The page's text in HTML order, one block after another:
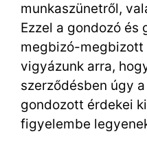
munkaszünetről,
Ezzel a gondozó
megbizó-megbizott
vigyázunk arra,
szerződésben úgy
gondozott érdekei
figyelembe